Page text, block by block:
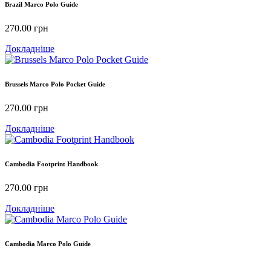
Brazil Marco Polo Guide
270.00 грн
Докладніше
Brussels Marco Polo Pocket Guide
270.00 грн
Докладніше
Cambodia Footprint Handbook
270.00 грн
Докладніше
Cambodia Marco Polo Guide